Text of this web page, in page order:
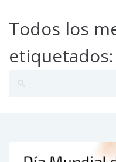
Todos los